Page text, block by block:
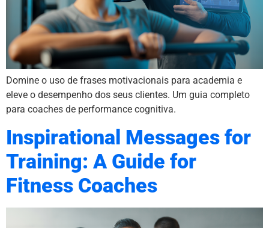
Domine o uso de frases motivacionais para academia e
eleve o desempenho dos seus clientes. Um guia completo
para coaches de performance cognitiva.
Inspirational Messages for
Training: A Guide for
Fitness Coaches